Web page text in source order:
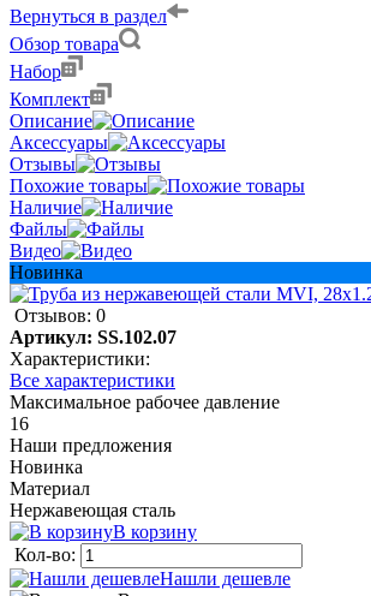
Вернуться в раздел
Обзор товара
Набор
Комплект
Описание
Аксессуары
Отзывы
Похожие товары
Наличие
Файлы
Видео
Новинка
Отзывов: 0
Артикул: SS.102.07
Характеристики:
Все характеристики
Максимальное рабочее давление
16
Наши предложения
Новинка
Материал
Нержавеющая сталь
В корзину
Кол-во:
Нашли дешевле